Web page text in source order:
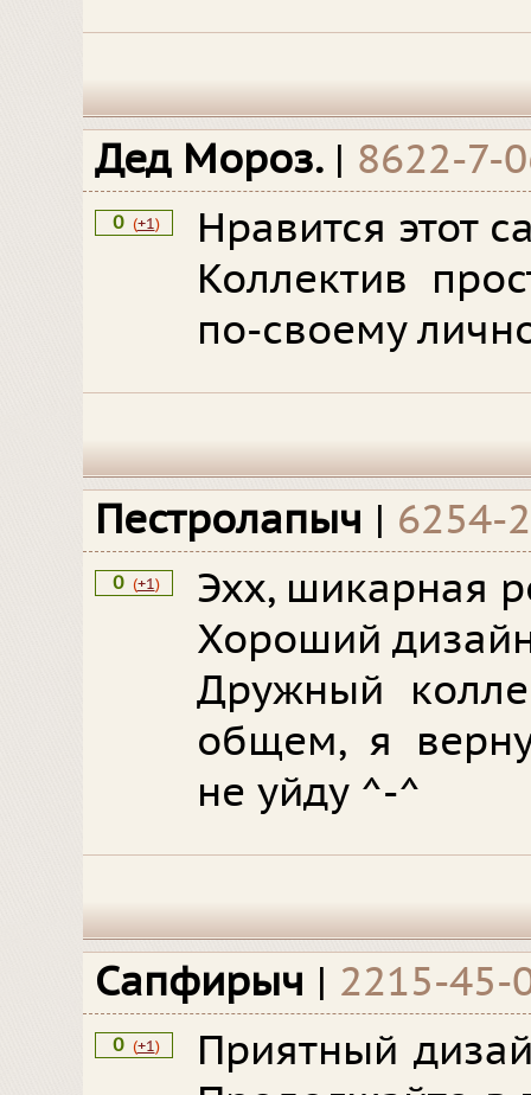
Дед Мороз. | 8622-7-
0 (+1)
Нравится этот
Коллектив
по-своему
Пестролапыч | 6254-
0 (+1)
Эхх, шикарная
Хороший
Дружный
общем, я
не уйду ^-^
Сапфирыч | 2215-45-
0 (+1)
Приятный